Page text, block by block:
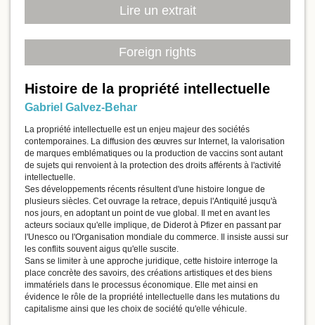
Lire un extrait
Foreign rights
Histoire de la propriété intellectuelle
Gabriel Galvez-Behar
La propriété intellectuelle est un enjeu majeur des sociétés
contemporaines. La diffusion des œuvres sur Internet, la valorisation
de marques emblématiques ou la production de vaccins sont autant
de sujets qui renvoient à la protection des droits afférents à l'activité
intellectuelle.
Ses développements récents résultent d'une histoire longue de
plusieurs siècles. Cet ouvrage la retrace, depuis l'Antiquité jusqu'à
nos jours, en adoptant un point de vue global. Il met en avant les
acteurs sociaux qu'elle implique, de Diderot à Pfizer en passant par
l'Unesco ou l'Organisation mondiale du commerce. Il insiste aussi sur
les conflits souvent aigus qu'elle suscite.
Sans se limiter à une approche juridique, cette histoire interroge la
place concrète des savoirs, des créations artistiques et des biens
immatériels dans le processus économique. Elle met ainsi en
évidence le rôle de la propriété intellectuelle dans les mutations du
capitalisme ainsi que les choix de société qu'elle véhicule.